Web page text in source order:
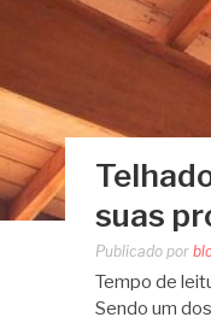
suas
Publicado por
Tempo de
Sendo um